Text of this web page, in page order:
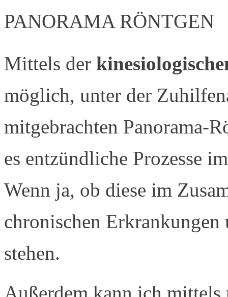
PANORAMA RÖNTGEN
Mittels der
möglich, unter der
mitgebrachten Panorama-
es entzündliche Prozesse
Wenn ja, ob diese im
chronischen
stehen.